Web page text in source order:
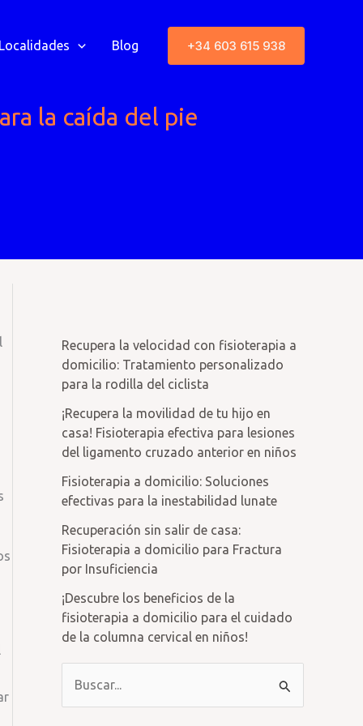
Localidades Blog +34 603 615 938
la caída del pie
Recupera la velocidad con fisioterapia a
domicilio: Tratamiento personalizado
para la rodilla del ciclista
¡Recupera la movilidad de tu hijo en
casa! Fisioterapia efectiva para lesiones
del ligamento cruzado anterior en niños
Fisioterapia a domicilio: Soluciones
efectivas para la inestabilidad lunate
Recuperación sin salir de casa:
Fisioterapia a domicilio para Fractura
por Insuficiencia
¡Descubre los beneficios de la
fisioterapia a domicilio para el cuidado
de la columna cervical en niños!